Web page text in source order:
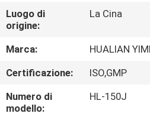
DELLA
FABBRICA
CONTROLLO
DI
QUALITÀ
Luogo di
origine:
La Cina
Marca:
HUALIAN
Certificazione:
ISO,GMP
Numero di
modello:
HL-150J